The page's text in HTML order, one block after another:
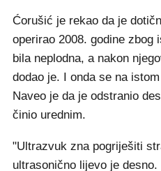
Ćorušić je rekao da je
operirao 2008. godine zbog
bila neplodna, a nakon
dodao je. I onda se na
Naveo je da je odstranio
činio urednim.
"Ultrazvuk zna pogriješiti
ultrasonično lijevo je